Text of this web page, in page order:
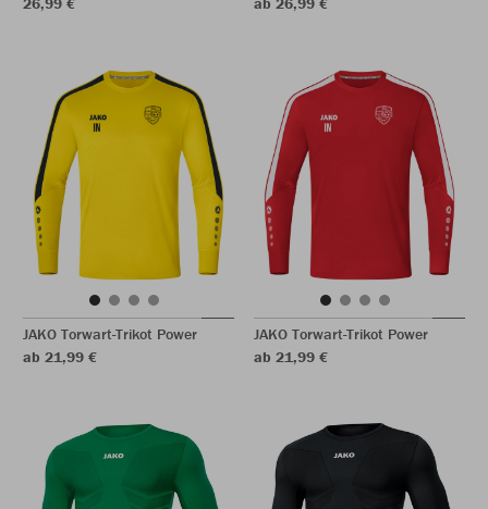
JAKO Torwart-Trikot Power
ab 21,99 €
JAKO Torwart-Trikot Power
ab 21,99 €